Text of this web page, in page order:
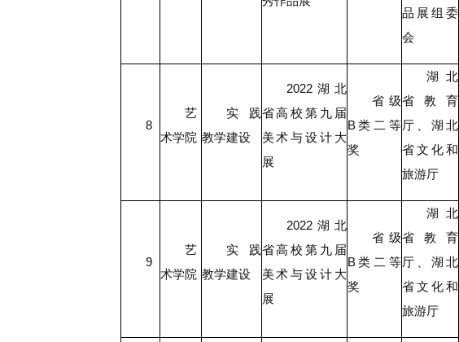
品展组委
会
8
艺
术学院
实践
教学建设
2022湖北
省高校第九届
美术与设计大
展
省级
B类二等
奖
湖北
省教育
厅、湖北
省文化和
旅游厅
9
艺
术学院
实践
教学建设
2022湖北
省高校第九届
美术与设计大
展
省级
B类二等
奖
湖北
省教育
厅、湖北
省文化和
旅游厅